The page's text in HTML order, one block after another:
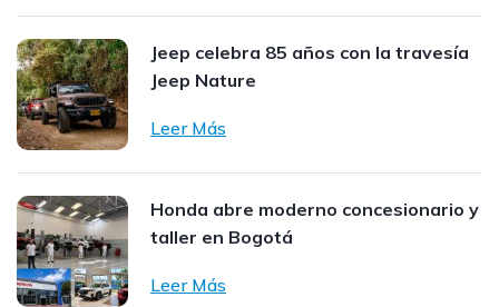
Jeep celebra 85 años con la travesía
Jeep Nature
Leer Más
Honda abre moderno concesionario y
taller en Bogotá
Leer Más